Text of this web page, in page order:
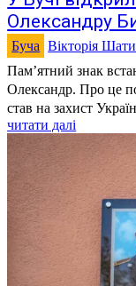
Олександру
Буча Вікторія
Пам’ятний знак
Олександр. Про це
став на захист
читати далі